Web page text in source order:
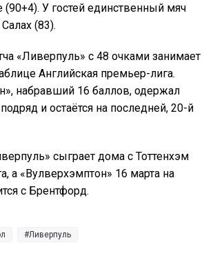
(90+4). У гостей единственный мяч
(83).
«Ливерпуль» с 48 очками занимает
Английская премьер-лига.
набравший 16 баллов, одержал
и остаётся на последней, 20-й
сыграет дома с Тоттенхэм
а «Вулверхэмптон» 16 марта на
с Брентфорд.
Ливерпуль